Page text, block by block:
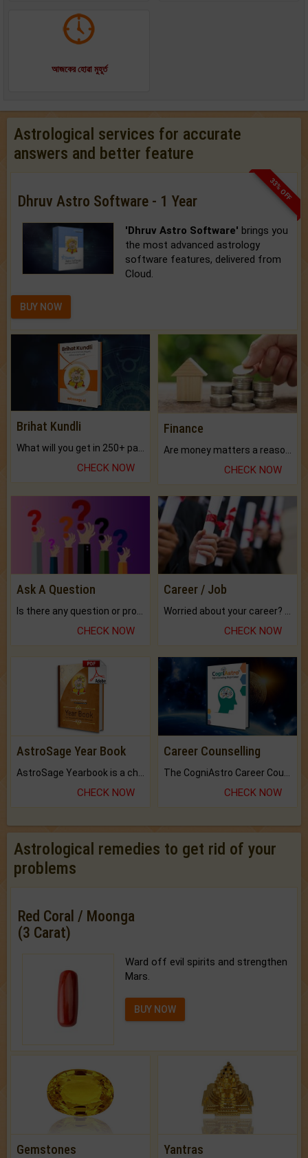
আজকের হোৱা মুহূর্ত
Astrological services for accurate
answers and better feature
33% OFF
Dhruv Astro Software - 1 Year
'Dhruv Astro Software' brings you
the most advanced astrology
software features, delivered from
Cloud.
BUY NOW
Brihat Kundli
CHECK NOW
Finance
CHECK NOW
Ask A Question
CHECK NOW
Career / Job
CHECK NOW
AstroSage Year Book
CHECK NOW
Career Counselling
CHECK NOW
Astrological remedies to get rid of your
problems
Red Coral / Moonga
(3 Carat)
Ward off evil spirits and strengthen
Mars.
BUY NOW
Gemstones Yantras